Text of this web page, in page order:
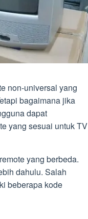
non-universal yang
bagaimana jika
dapat
yang sesuai untuk TV
yang berbeda.
dahulu. Salah
beberapa kode